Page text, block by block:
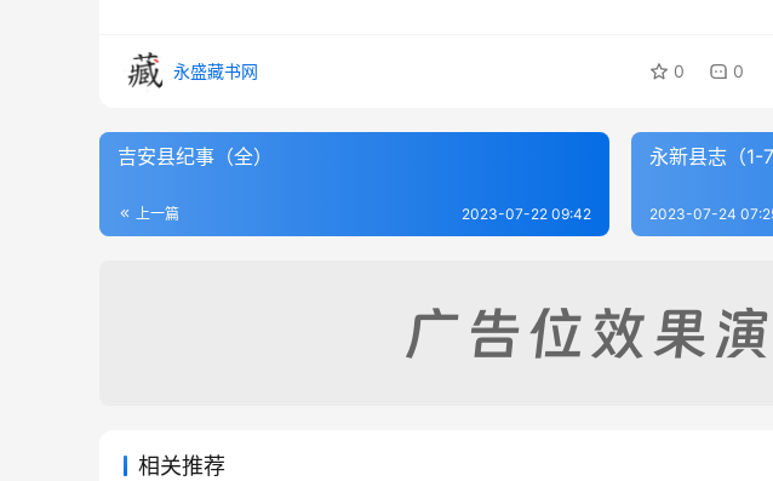
永盛藏书网 0 0
吉安县纪事（全）
上一篇 2023-07-22 09:42
永新县志（1-7
2023-07-24
相关推荐